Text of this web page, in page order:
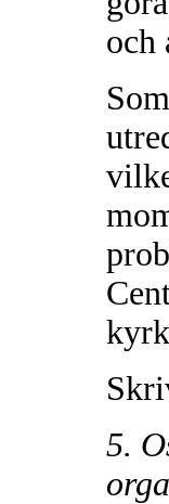
och
5.